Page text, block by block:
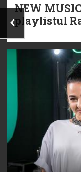
NEW
playlistul